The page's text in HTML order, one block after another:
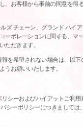
、お客様から事前の同意を得
ズ チェーン、グランド ハイ
ーポレーションに関する、マ
ただきます。
を希望されない場合は、以下
うお願いいたします。
シーおよびハイアットご利用
シーポリシーにつきましては